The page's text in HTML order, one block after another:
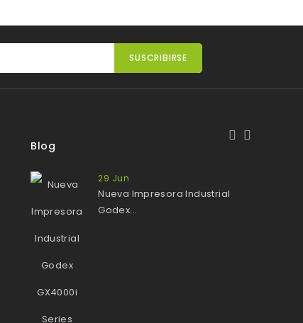
Blog
29 Jun
Nueva Impresora Industrial
Godex...